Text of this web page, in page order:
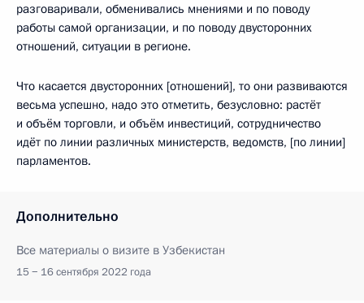
разговаривали, обменивались мнениями и по поводу
работы самой организации, и по поводу двусторонних
отношений, ситуации в регионе.
Что касается двусторонних [отношений], то они развиваются
весьма успешно, надо это отметить, безусловно: растёт
и объём торговли, и объём инвестиций, сотрудничество
идёт по линии различных министерств, ведомств, [по линии]
парламентов.
Дополнительно
Все материалы о визите в Узбекистан
15 − 16 сентября 2022 года